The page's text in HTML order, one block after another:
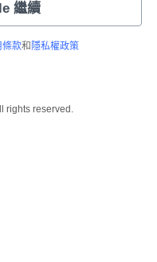
繼續
條款和 隱私權政策
rights reserved.